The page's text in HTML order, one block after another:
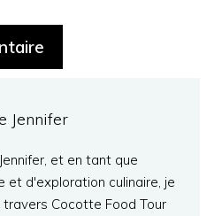
Jennifer
et en tant que
et d'exploration culinaire, je
Cocotte Food Tour